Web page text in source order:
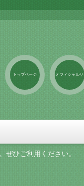
トップページ オフィシャルサ
ぜひご利用ください。